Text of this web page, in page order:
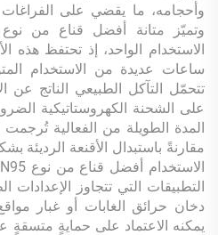
وأحجامه، ما يقضي على
الاستخدام الواحد، إذ تحتفظ هذه
ساعات عديدة من الاستخدام
تتحمّل التآكل الطبيعي الناتج عن
على الشحنة الكهروستاتيكية
المدة الطويلة من الفعالية
مقارنةً باستبدال الأقنعة الرديئة
التطبيقات التي تتجاوز
دخان حرائق الغابات أو غبار مواقع
يمكنه الاعتماد على حمايةٍ متسقةٍ